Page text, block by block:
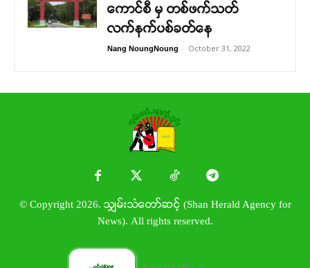
ကောင်စီ မှ တစ်ဖက်သတ်
လက်နက်ပစ်ခတ်နေ
Nang NoungNoung - October 31, 2022
© Copyright 2026. သျှမ်းသံတော်ဆင့် (Shan Herald Agency for
News). All rights reserved.